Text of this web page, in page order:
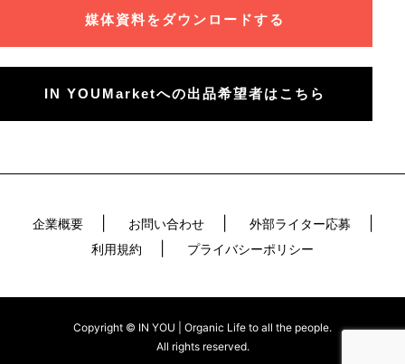
媒体資料をダウンロードする
IN YOUMarketへの出品希望者はこちら
企業概要 お問い合わせ
外部ライター応募
利用規約
プライバシーポリシー
Copyright © IN YOU | Organic Life to all the people.
All rights reserved.